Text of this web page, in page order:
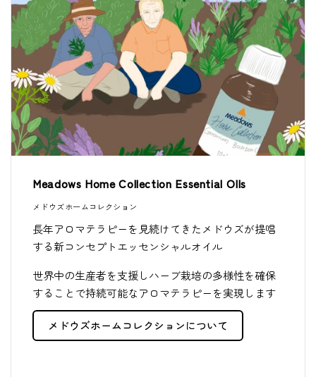
Meadows Home Collection Essential OIls
メドウズホームコレクション
長年アロマテラピーを見続けてきたメドウズが提唱
する新コンセプトエッセンシャルオイル
世界中の生産者を支援しハーブ栽培の多様性を確保
することで持続可能なアロマテラピーを実現します
メドウズホームコレクションについて